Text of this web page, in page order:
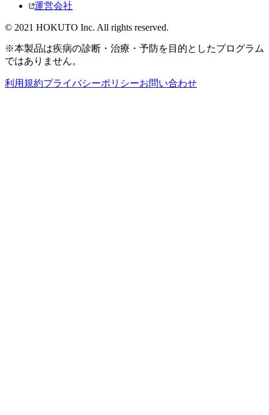
運営会社
© 2021 HOKUTO Inc. All rights reserved.
※本製品は疾病の診断・治療・予防を目的としたプログラム
ではありません。
利用規約プライバシーポリシーお問い合わせ